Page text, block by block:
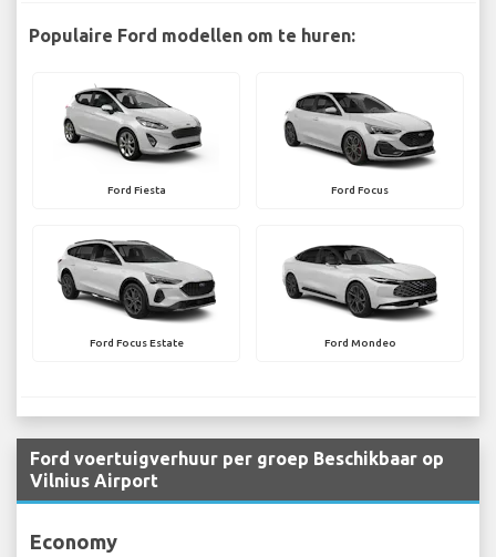
Populaire Ford modellen om te huren:
Ford Fiesta Ford Focus
Ford Focus Estate Ford Mondeo
Ford voertuigverhuur per groep Beschikbaar op
Vilnius Airport
Economy